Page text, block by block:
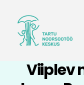
Viiplev